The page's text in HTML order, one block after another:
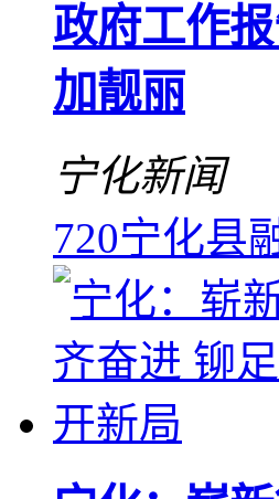
政府工作
加靓丽
宁化新闻
720宁化县